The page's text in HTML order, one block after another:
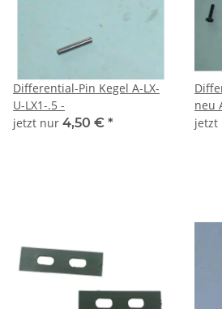
Differential-Pin Kegel A-LX-
U-LX1-.5 -
jetzt nur 4,50 € *
neu
jetzt